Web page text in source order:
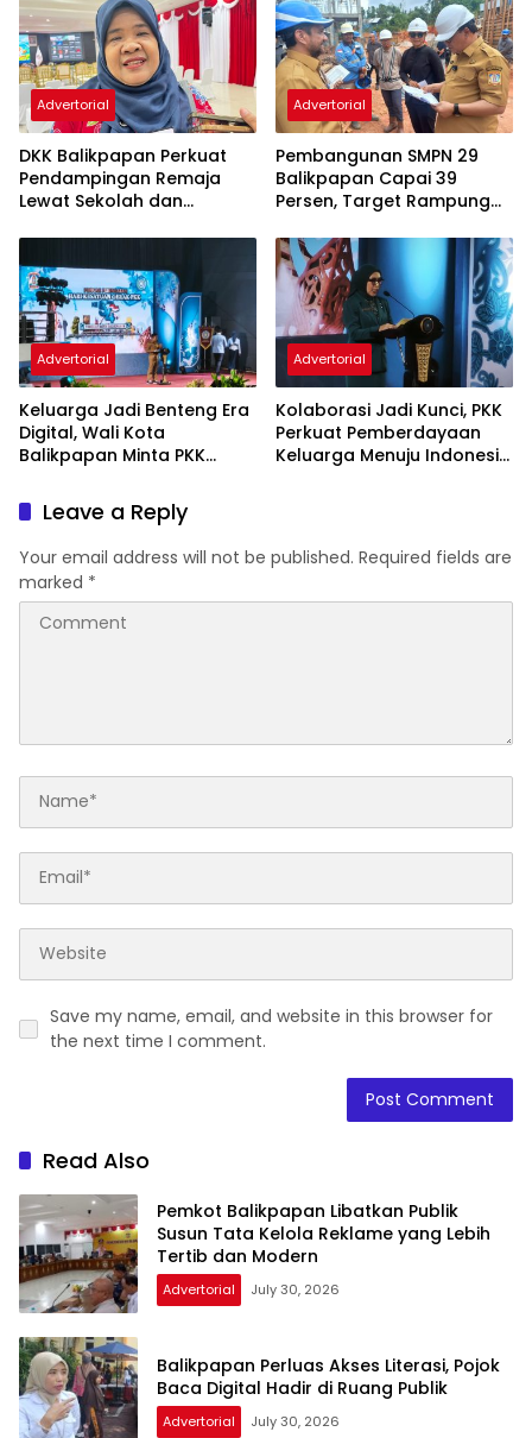
Advertorial
DKK Balikpapan Perkuat
Pendampingan Remaja
Lewat Sekolah dan
Advertorial
Pembangunan SMPN 29
Balikpapan Capai 39
Persen, Target Rampung
Advertorial
Keluarga Jadi Benteng Era
Digital, Wali Kota
Balikpapan Minta PKK
Karakter Generasi Muda
Advertorial
Kolaborasi Jadi Kunci, PKK
Perkuat Pemberdayaan
Keluarga Menuju Indonesia
Leave a Reply
Your email address will not be published. Required fields are
marked *
Save my name, email, and website in this browser for
the next time I comment.
Read Also
Pemkot Balikpapan Libatkan Publik
Susun Tata Kelola Reklame yang Lebih
Tertib dan Modern
Advertorial July 30, 2026
Balikpapan Perluas Akses Literasi, Pojok
Baca Digital Hadir di Ruang Publik
Advertorial July 30, 2026